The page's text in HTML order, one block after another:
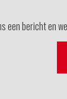
een bericht en